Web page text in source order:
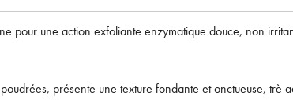
pour une action exfoliante enzymatique douce, non
présente une texture fondante et onctueuse, trè